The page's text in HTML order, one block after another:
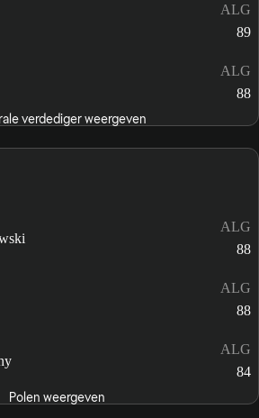
ALG
89
ALG
88
verdediger weergeven
ALG
88
ALG
88
ALG
84
Polen weergeven